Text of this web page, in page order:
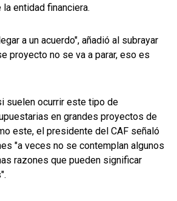
entidad financiera.
a un acuerdo", añadió al subrayar
proyecto no se va a parar, eso es
suelen ocurrir este tipo de
en grandes proyectos de
este, el presidente del CAF señaló
"a veces no se contemplan algunos
razones que pueden significar